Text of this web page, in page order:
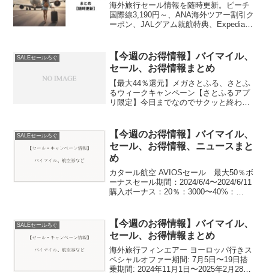
海外旅行セール情報を随時更新。ピーチ
国際線3,190円～、ANA海外ツアー割引ク
ーポン、JALグアム就航特典、Expedia秋
SALEセールろぐ
【今週のお得情報】バイマイル、
セール、お得情報まとめ
【最大44％還元】メガさとふる、さとふ
るウィークキャンペーン【さとふるアプ
リ限定】今日までなのでサクッと終わら
ィークキャンペーン【さとふるアプリ限
定】【10%還元】東...
SALEセールろぐ
【今週のお得情報】バイマイル、
セール、お得情報、ニュースまと
め
カタール航空 AVIOSセール 最大50％ボ
ーナスセール期間：2024/6/4〜2024/6/11
購入ボーナス：20％：3000〜40%：
最大のボーナスは...
SALEセールろぐ
【今週のお得情報】バイマイル、
セール、お得情報まとめ
海外旅行フィンエアー ヨーロッパ行きス
ペシャルオファー期間: 7月5日〜19日搭
乗期間: 2024年11月1日〜2025年2月28日